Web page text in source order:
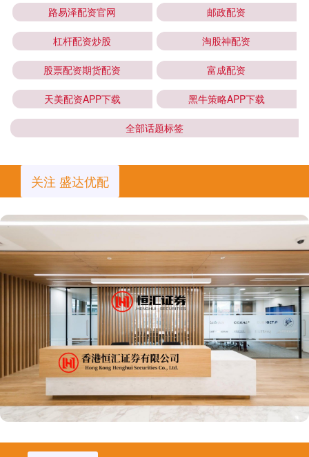
路易泽配资官网 邮政配资
杠杆配资炒股 淘股神配资
股票配资期货配资 富成配资
天美配资APP下载 黑牛策略APP下载
全部话题标签
关注 盛达优配